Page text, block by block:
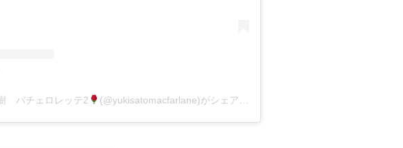
バチェロレッテ2 (@yukisatomacfarlane)がシェアした投稿